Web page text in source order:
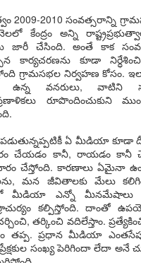
2009-2010 సంవత్సరాన్ని
కేంద్రం అన్ని
జారీ చేసింది. అంతే కాక
కార్యచరణను కూడా
గ్రామసభల నిర్వహణ కోసం.
ఉన్న వనరులు, వాటిని
రూపొందించుకుని
ఏ మీడియా కూడా
చేయడం కానీ, రాయడం కానీ
చేస్తోంది. కారణాలు ఏమైనా
మన జీవితాలకు మేలు
మీడియా ఎన్నో మీనమేషాలు
కల్పిస్తోంది. దాంతో
తర్కించి వదిలేస్తాం.
తప్ప. ప్రధాన మీడియా
సంఖ్య పెరిగిందా లేదా అనే